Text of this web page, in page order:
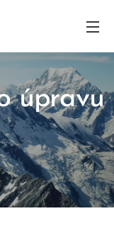
úpravu